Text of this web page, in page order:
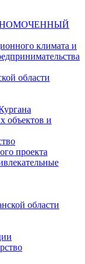
климата и
области
объектов и
проекта
области